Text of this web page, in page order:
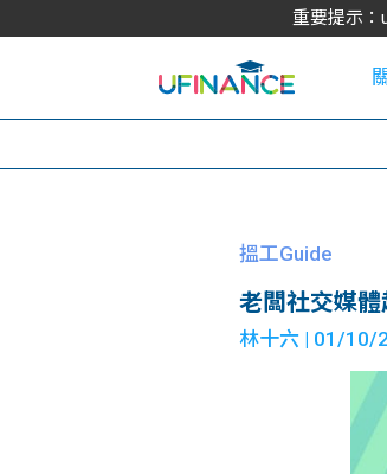
重要提示：
搵工Guide
老闆社交媒
林十六 | 01/10/